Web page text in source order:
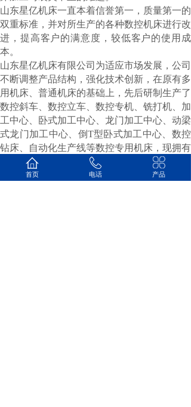
山东星亿机床一直本着信誉第一，质量第一的
双重标准，并对所生产的各种数控机床进行改
进，提高客户的满意度，较低客户的使用成
本。
山东星亿机床有限公司为适应市场发展，公司
不断调整产品结构，强化技术创新，在原有多
用机床、普通机床的基础上，先后研制生产了
数控斜车、数控立车、数控专机、铣打机、加
工中心、卧式加工中心、龙门加工中心、动梁
式龙门加工中心、倒T型卧式加工中心、数控
钻床、自动化生产线等数控专用机床，现拥有
10大系列50多个品种产品，14种数控机床被认
定为高新技术产品，并荣获进步奖和优秀新产
首页 电话 产品